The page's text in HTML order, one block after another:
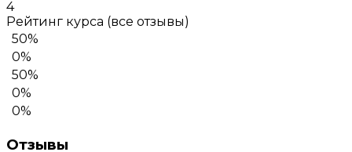
4
Рейтинг курса (все отзывы)
50%
0%
50%
0%
0%
Отзывы